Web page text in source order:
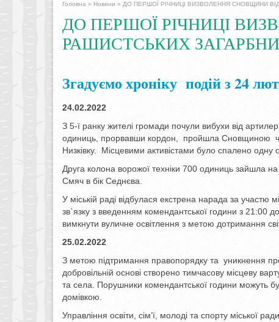
Головна » Новини » ДО ПЕРШОЇ РІЧНИЦІ ВИЗВОЛЕННЯ СНОВЩИНИ
ДО ПЕРШОЇ РІЧНИЦІ
РАШИСТСЬКИХ
Згадуємо хроніку подій з 24
24.02.2022
З 5-ї ранку жителі громади почули вибухи від
одиниць, прорвавши кордон, пройшла Сновщиною
Низківку. Місцевими активістами було спалено одну
Друга колона ворожої техніки 700 одиниць зайшла
Смяч в бік Седнєва.
У міській раді відбулася екстрена нарада за участю
зв`язку з введенням комендантської години з 21:00
вимкнути вуличне освітлення з метою дотримання
25.02.2022
З метою підтримання правопорядку та уникнення
добровільній основі створено тимчасову місцеву
та села. Порушники комендантської години можуть
домівкою.
Управління освіти, сімʼї, молоді та спорту міської